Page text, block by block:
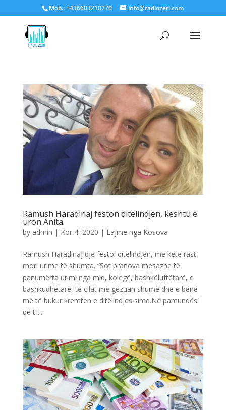
Mob.: +436603210770 info@radiozeri.com
Ramush Haradinaj feston ditëlindjen, kështu e
uron Anita
by admin | Kor 4, 2020 | Lajme nga Kosova
Ramush Haradinaj dje festoi ditëlindjen, me këtë rast
mori urime të shumta. “Sot pranova mesazhe të
panumërta urimi nga miq, kolegë, bashkëluftëtarë, e
bashkudhëtarë, të cilat më gëzuan shumë dhe e bënë
më të bukur kremten e ditëlindjes sime.Në pamundësi
që t’i...